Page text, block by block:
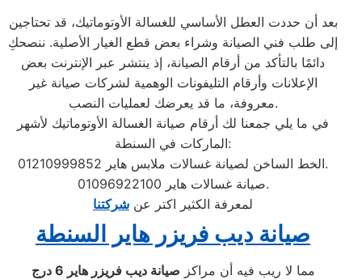
بعد أن حددت العطل الأساسي للغسالة الأوتوماتيك، قد تحتاجين
إلى طلب فني الصيانة وشراء بعض قطع الغيار الأصلية. ننصحكِ
دائمًا بالتأكد من أرقام الصيانة، إذ ينتشر عبر الإنترنت بعض
الإعلانات وأرقام التليفونات الوهمية لشركات صيانة غير
معروفة، ما قد يعرضك لعمليات النصب.
في ما يلي جمعنا لك أرقام صيانة الغسالة الأوتوماتيك لأشهر
الماركات في السنطة:
الخط الساخن لصيانة غسالات ملابس هاير 01210999852.
صيانة غسالات هاير 01096922100.
لمعرفة الكثير اكتر عن شركتنا
صيانة ديب فريزر هاير السنطة
مما لا ريب فيه أن مراكز صيانة ديب فريزر هاير
6 درج